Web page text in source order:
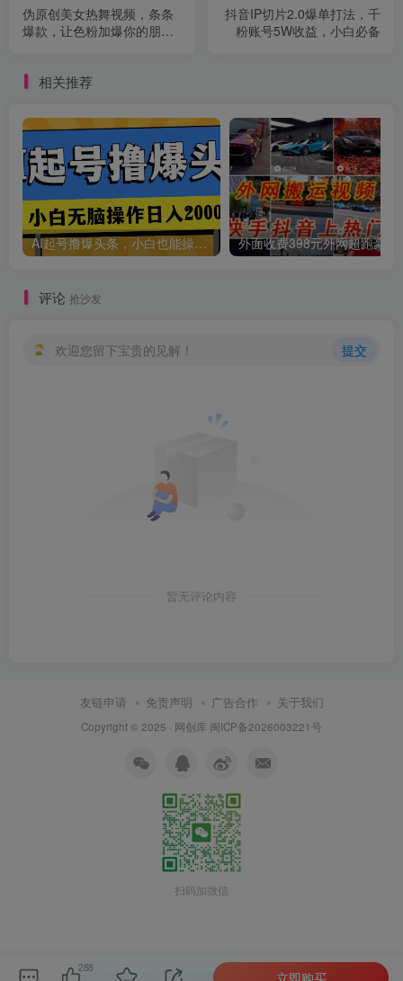
伪原创美女热舞视频，条条
爆款，让色粉加爆你的朋友
抖音IP切片2.0爆单打法，千
粉账号5W收益，小白必备
相关推荐
AI起号撸爆头条，小白也能操作，日入2000+
评论 抢沙发
欢迎您留下宝贵的见解！ 提交
暂无评论内容
友链申请 免责声明 广告合作 关于我们
Copyright © 2025 · 网创库 闽ICP备2026003221号
扫码加微信
288
立即购买
本站主题由Zibll子比主题强力驱动 联系作者